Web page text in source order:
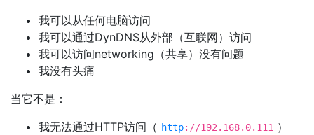
我可以从任何电脑访问
我可以通过DynDNS从外部（互联网）访问
我可以访问networking（共享）没有问题
我没有头痛
当它不是：
我无法通过HTTP访问（ http://192.168.0.111 ）